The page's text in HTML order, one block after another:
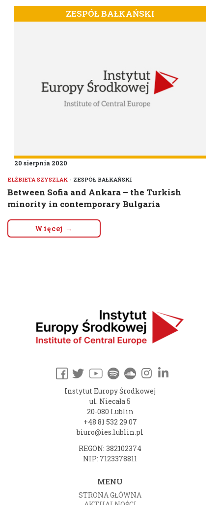
ZESPÓŁ BAŁKAŃSKI
20 sierpnia 2020
ELŻBIETA SZYSZLAK - ZESPÓŁ BAŁKAŃSKI
Between Sofia and Ankara – the Turkish
minority in contemporary Bulgaria
Więcej →
Instytut Europy Środkowej
ul. Niecała 5
20-080 Lublin
+48 81 532 29 07
biuro@ies.lublin.pl
REGON: 382102374
NIP: 7123378811
MENU
STRONA GŁÓWNA